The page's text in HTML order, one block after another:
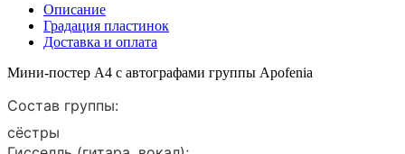
Описание
Градация пластинок
Доставка и оплата
Мини-постер А4 c автографами группы Apofenia
Состав группы:
сёстры